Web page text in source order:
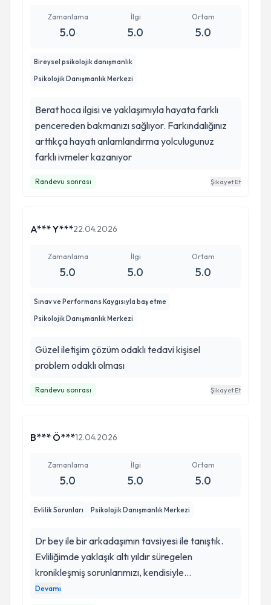
Zamanlama
5.0
İlgi
5.0
Ortam
5.0
Bireysel psikolojik danışmanlık
Psikolojik Danışmanlık Merkezi
Berat hoca ilgisi ve yaklaşımıyla hayata farklı
pencereden bakmanızı sağlıyor. Farkındalığınız
arttıkça hayatı anlamlandırma yolculugunuz
farklı ivmeler kazanıyor
Randevu sonrası Şikayet Et
A*** Y***22.04.2026
Zamanlama
5.0
İlgi
5.0
Ortam
5.0
Sınav ve Performans Kaygısıyla baş etme
Psikolojik Danışmanlık Merkezi
Güzel iletişim çözüm odaklı tedavi kişisel
problem odaklı olması
Randevu sonrası Şikayet Et
B*** Ö***12.04.2026
Zamanlama
5.0
İlgi
5.0
Ortam
5.0
Evlilik Sorunları Psikolojik Danışmanlık Merkezi
Dr bey ile bir arkadaşımın tavsiyesi ile tanıştık.
Evliliğimde yaklaşık altı yıldır süregelen
kronikleşmiş sorunlarımızı, kendisiyle
tanışmamdan itibaren sadece bir ayda nihayete
Devamı